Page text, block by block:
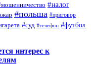
#налог
#польша #приговор
#суд #телефон #футбол
интерес к